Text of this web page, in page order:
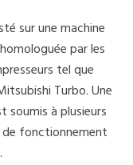
sur une machine
par les
tel que
Turbo. Une
soumis à plusieurs
fonctionnement